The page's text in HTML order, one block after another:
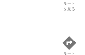
ルート
を見る
ルート